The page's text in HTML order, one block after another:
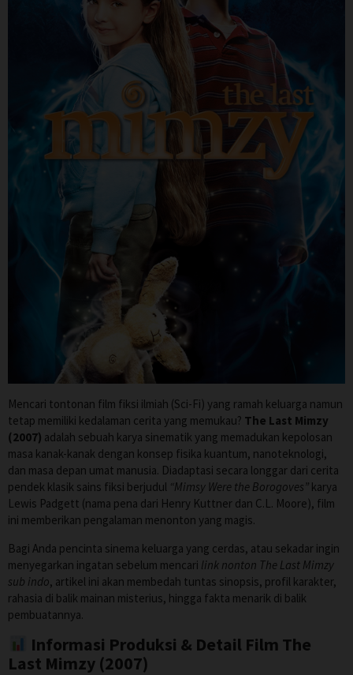
Mencari tontonan film fiksi ilmiah (Sci-Fi) yang ramah keluarga namun
tetap memiliki kedalaman cerita yang memukau? The Last Mimzy
(2007) adalah sebuah karya sinematik yang memadukan kepolosan
masa kanak-kanak dengan konsep fisika kuantum, nanoteknologi,
dan masa depan umat manusia. Diadaptasi secara longgar dari cerita
pendek klasik sains fiksi berjudul “Mimsy Were the Borogoves” karya
Lewis Padgett (nama pena dari Henry Kuttner dan C.L. Moore), film
ini memberikan pengalaman menonton yang magis.
Bagi Anda pencinta sinema keluarga yang cerdas, atau sekadar ingin
menyegarkan ingatan sebelum mencari link nonton The Last Mimzy
sub indo, artikel ini akan membedah tuntas sinopsis, profil karakter,
rahasia di balik mainan misterius, hingga fakta menarik di balik
pembuatannya.
Informasi Produksi & Detail Film The
Last Mimzy (2007)